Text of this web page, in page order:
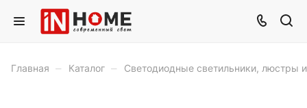
Главная – Каталог – Светодиодные светильники, люстры